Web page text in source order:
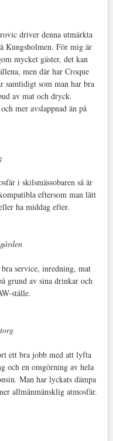
driver denna utmärkta
Kungsholmen. För mig är
mycket gäster, det kan
men där har Croque
samtidigt som man har bra
av mat och dryck.
mer avslappnad än på
i skilsmässobaren så är
eftersom man lätt
ha middag efter.
service, inredning, mat
grund av sina drinkar och
ställe.
ett bra jobb med att lyfta
och en omgörning av hela
Man har lyckats dämpa
allmänmänsklig atmosfär.